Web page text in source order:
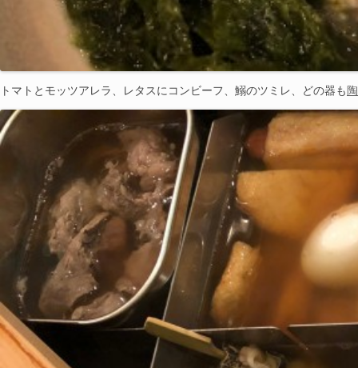
トマトとモッツアレラ、レタスにコンビーフ、鰯のツミレ、どの器も